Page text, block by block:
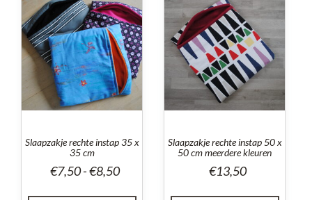
Slaapzakje rechte instap 35 x
35 cm
€7,50 -€8,50Prijsklasse:
Slaapzakje rechte instap 50 x
50 cm meerdere kleuren
€13,50